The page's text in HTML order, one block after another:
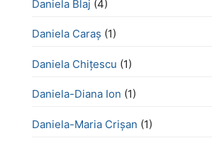
Daniela Blaj (4)
Daniela Caraș (1)
Daniela Chiţescu (1)
Daniela-Diana Ion (1)
Daniela-Maria Crișan (1)